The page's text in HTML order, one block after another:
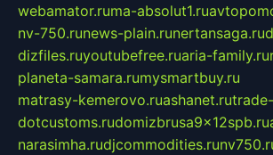
webamator.ruma-absolut1.ru
nv-750.runews-plain.runertansaga.ru
dizfiles.ruyoutubefree.ruaria-family.ru
planeta-samara.rumysmartbuy.ru
matrasy-kemerovo.ruashanet.ru
dotcustoms.rudomizbrusa9x12spb.ru
narasimha.rudjcommodities.ru